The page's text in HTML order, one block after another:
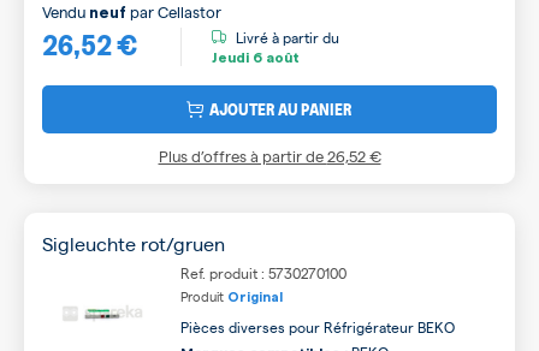
26,52 €
Vendu neuf parCellastor
Livré à partir du
Jeudi 6 août
AJOUTER AU PANIER
Plus d’offres à partir de26,52 €
Sigleuchte rot/gruen
Ref. produit : 5730270100
Produit Original
Pièces diverses pour Réfrigérateur BEKO